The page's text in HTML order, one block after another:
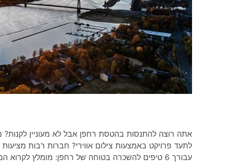
אתה רוצה להתנסות בהטסת רחפן אבל לא מעוניין לקנות?
לתעד פרויקט באמצעות צילום אווירי? חברות רבות
עבורך 6 טיפים להשכרה בטוחה של רחפן: מומלץ לקרוא המלצות על החברה המשכירה